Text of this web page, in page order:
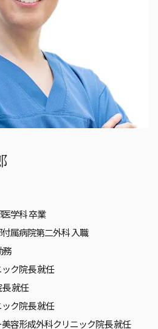
学科 卒業
属病院第二外科 入職
務
ク院長 就任
就任
ク院長 就任
容形成外科クリニック院長 就任